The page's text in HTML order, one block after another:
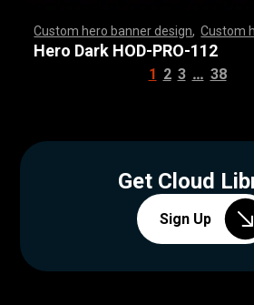
Custom hero banner design ,Custom
,,,,,,,,,,,,,,,,,,,,,,,,,,,,,, ,,,,,,,,,,
,,,,,,,,,,,,,,,,,,,,,,,,,,,,,, ,,,,,,,,,,
Hero Dark HOD-PRO-112
1 2 3 … 38
Get Cloud
Sign Up